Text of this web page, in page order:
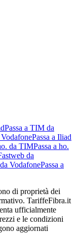
Passa a TIM da
Passa a Iliad
da TIMPassa a ho.
da
VodafonePassa a
di proprietà dei
TariffeFibra.it
ufficialmente
e le condizioni
aggiornati